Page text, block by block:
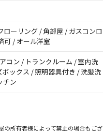
ローリング / 角部屋 / ガスコンロ
可 / オール洋室
コン / トランクルーム / 室内洗
ックス / 照明器具付き / 洗髪洗
チン
の所有者様によって禁止の場合もござ